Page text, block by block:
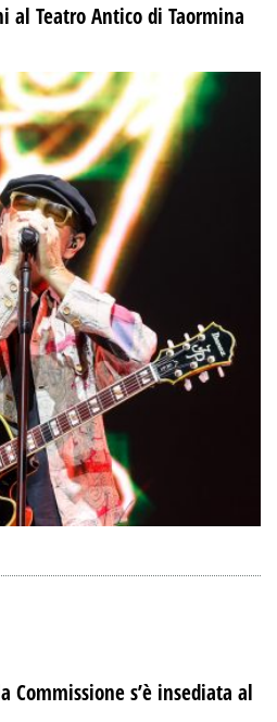
al Teatro Antico di Taormina
Commissione s’è insediata al